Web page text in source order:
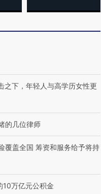
马航飞行员跨国走私7万
毒品
视线
育部
【商
之下，年轻人与高学历女性更
的几位律师
覆盖全国 筹资和服务给予将持
10万亿元公积金